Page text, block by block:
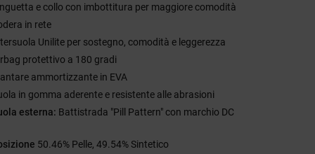
e collo con imbottitura per maggiore comodità
in rete
Unilite per sostegno, comodità e leggerezza
protettivo a 180 gradi
ammortizzante in EVA
in gomma aderente e resistente alle abrasioni
esterna: Battistrada "Pill Pattern" con marchio DC
50.46% Pelle, 49.54% Sintetico